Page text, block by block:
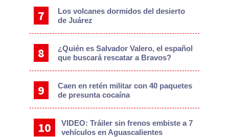
Los volcanes dormidos del desierto
de Juárez
¿Quién es Salvador Valero, el español
que buscará rescatar a Bravos?
Caen en retén militar con 40 paquetes
de presunta cocaína
VIDEO: Tráiler sin frenos embiste a 7
vehículos en Aguascalientes